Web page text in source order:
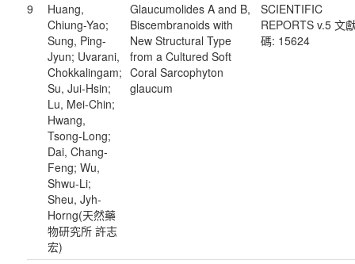
9
Huang,
Chiung-Yao;
Sung, Ping-
Jyun; Uvarani,
Chokkalingam;
Su, Jui-Hsin;
Lu, Mei-Chin;
Hwang,
Tsong-Long;
Dai, Chang-
Feng; Wu,
Shwu-Li;
Sheu, Jyh-
Horng(天然藥
物研究所 許志
宏)
Glaucumolides A and B,
Biscembranoids with
New Structural Type
from a Cultured Soft
Coral Sarcophyton
glaucum
SCIENTIFIC
REPORTS v.5 文
碼: 15624